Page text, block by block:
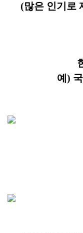
(많은 인기로
예)